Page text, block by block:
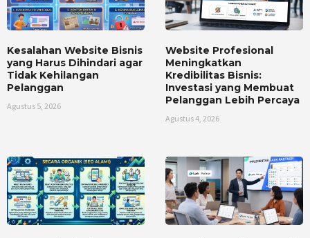
Kesalahan Website Bisnis
yang Harus Dihindari agar
Tidak Kehilangan
Pelanggan
Agustus 5, 2026
Website Profesional
Meningkatkan
Kredibilitas Bisnis:
Investasi yang Membuat
Pelanggan Lebih Percaya
Agustus 4, 2026